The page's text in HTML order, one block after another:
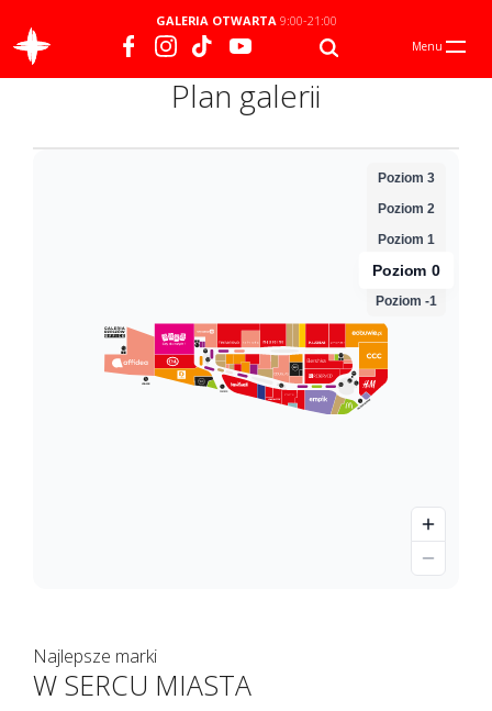
GALERIA OTWARTA9:00-21:00
Menu
Plan galerii
Najlepsze marki
W SERCU MIASTA